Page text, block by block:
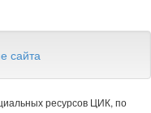
сайта
ресурсов ЦИК, по